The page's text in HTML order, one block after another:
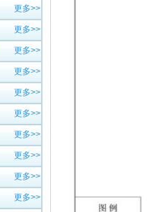
更多>>
更多>>
更多>>
更多>>
更多>>
更多>>
更多>>
更多>>
更多>>
更多>>